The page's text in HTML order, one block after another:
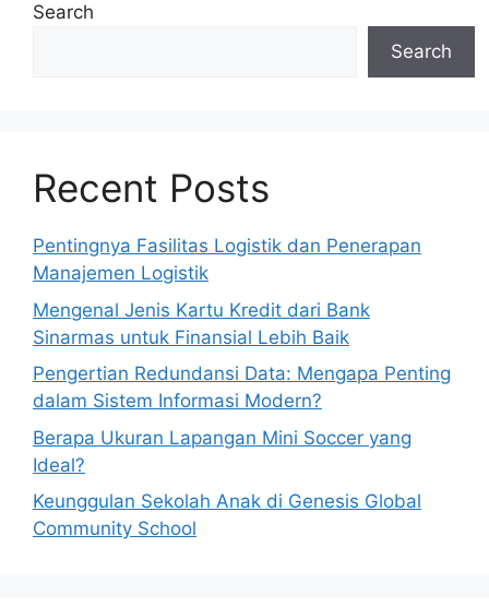
Search
Search
Recent Posts
Pentingnya Fasilitas Logistik dan Penerapan
Manajemen Logistik
Mengenal Jenis Kartu Kredit dari Bank
Sinarmas untuk Finansial Lebih Baik
Pengertian Redundansi Data: Mengapa Penting
dalam Sistem Informasi Modern?
Berapa Ukuran Lapangan Mini Soccer yang
Ideal?
Keunggulan Sekolah Anak di Genesis Global
Community School